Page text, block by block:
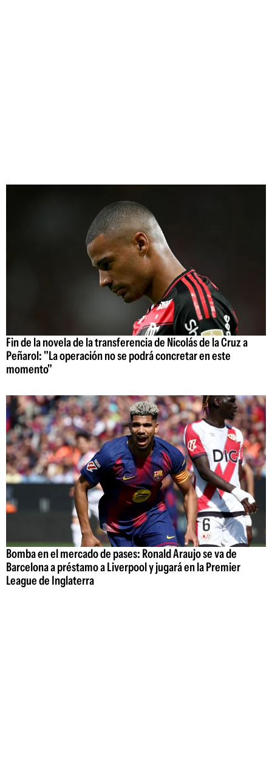
Fin de la novela de la transferencia de Nicolás de la Cruz a
Peñarol: "La operación no se podrá concretar en este
momento"
Bomba en el mercado de pases: Ronald Araujo se va de
Barcelona a préstamo a Liverpool y jugará en la Premier
League de Inglaterra